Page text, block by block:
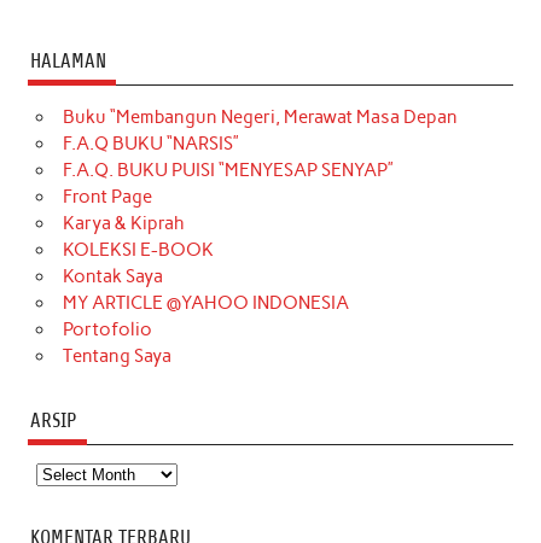
c
e
b
o
o
k
t
a
g
r
a
m
T
o
k
t
e
r
k
e
d
t
t
e
T
u
b
HALAMAN
Buku “Membangun Negeri, Merawat Masa Depan
F.A.Q BUKU “NARSIS”
F.A.Q. BUKU PUISI “MENYESAP SENYAP”
Front Page
Karya & Kiprah
KOLEKSI E-BOOK
Kontak Saya
MY ARTICLE @YAHOO INDONESIA
Portofolio
Tentang Saya
ARSIP
Arsip
KOMENTAR TERBARU